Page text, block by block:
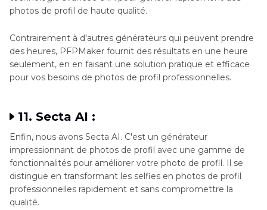
photos de profil de haute qualité.
Contrairement à d'autres générateurs qui peuvent prendre
des heures, PFPMaker fournit des résultats en une heure
seulement, en en faisant une solution pratique et efficace
pour vos besoins de photos de profil professionnelles.
11. Secta AI :
Enfin, nous avons Secta AI. C'est un générateur
impressionnant de photos de profil avec une gamme de
fonctionnalités pour améliorer votre photo de profil. Il se
distingue en transformant les selfies en photos de profil
professionnelles rapidement et sans compromettre la
qualité.